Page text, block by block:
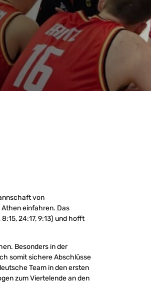
von
einfahren. Das
24:17, 9:13) und hofft
Besonders in der
somit sichere Abschlüsse
Team in den ersten
zum Viertelende an den